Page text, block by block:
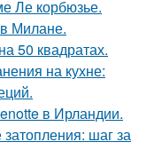
Ле корбюзье.
Милане.
50 квадратах.
на кухне:
в Ирландии.
затопления: шаг за